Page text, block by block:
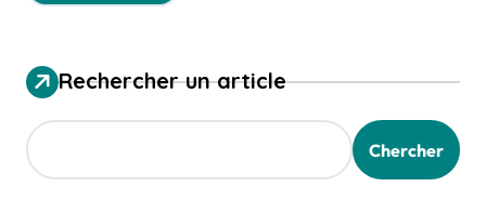
Rechercher un article
Chercher